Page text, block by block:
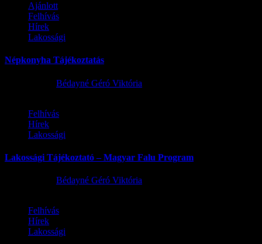
Ajánlott
Felhívás
Hírek
Lakossági
Népkonyha Tájékoztatás
Bédayné Géró Viktória
Felhívás
Hírek
Lakossági
Lakossági Tájékoztató – Magyar Falu Program
Bédayné Géró Viktória
Felhívás
Hírek
Lakossági